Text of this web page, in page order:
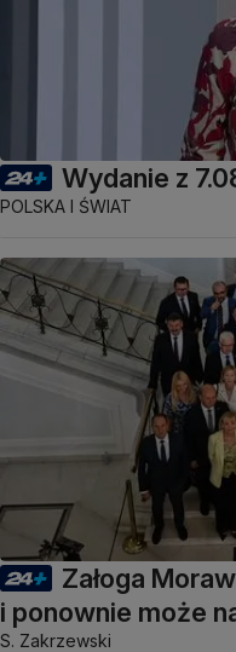
Wydanie z
POLSKA I ŚWIAT
Załoga
i ponownie może
S. Zakrzewski